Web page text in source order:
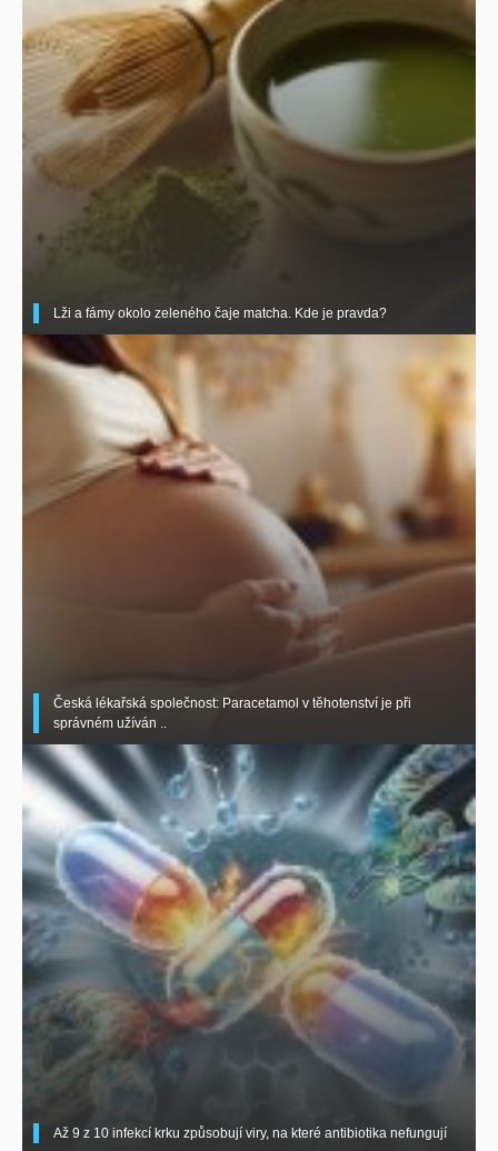
Lži a fámy okolo zeleného čaje matcha. Kde je pravda?
Česká lékařská společnost: Paracetamol v těhotenství je při
správném užíván ..
Až 9 z 10 infekcí krku způsobují viry, na které antibiotika nefungují